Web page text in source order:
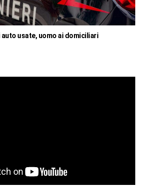
usate, uomo ai domiciliari